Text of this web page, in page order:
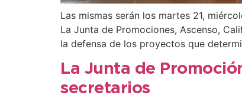
Las mismas serán los martes 21,
La Junta de Promociones, Ascenso,
la defensa de los proyectos que
La Junta de
secretarios